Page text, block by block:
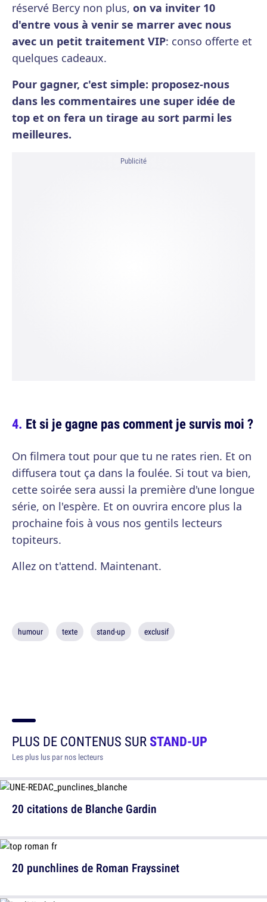
réservé Bercy non plus, on va inviter 10
d'entre vous à venir se marrer avec nous
avec un petit traitement VIP: conso offerte et
quelques cadeaux.
Pour gagner, c'est simple: proposez-nous
dans les commentaires une super idée de
top et on fera un tirage au sort parmi les
meilleures.
Publicité
Et si je gagne pas comment je survis moi ?
On filmera tout pour que tu ne rates rien. Et on
diffusera tout ça dans la foulée. Si tout va bien,
cette soirée sera aussi la première d'une longue
série, on l'espère. Et on ouvrira encore plus la
prochaine fois à vous nos gentils lecteurs
topiteurs.
Allez on t'attend. Maintenant.
humour texte stand-up exclusif
PLUS DE CONTENUS SURSTAND-UP
Les plus lus par nos lecteurs
20 citations de Blanche Gardin
20 punchlines de Roman Frayssinet